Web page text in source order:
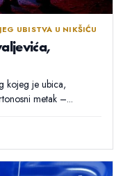
UBISTVA U NIKŠIĆU
kojeg je ubica,
metak –...